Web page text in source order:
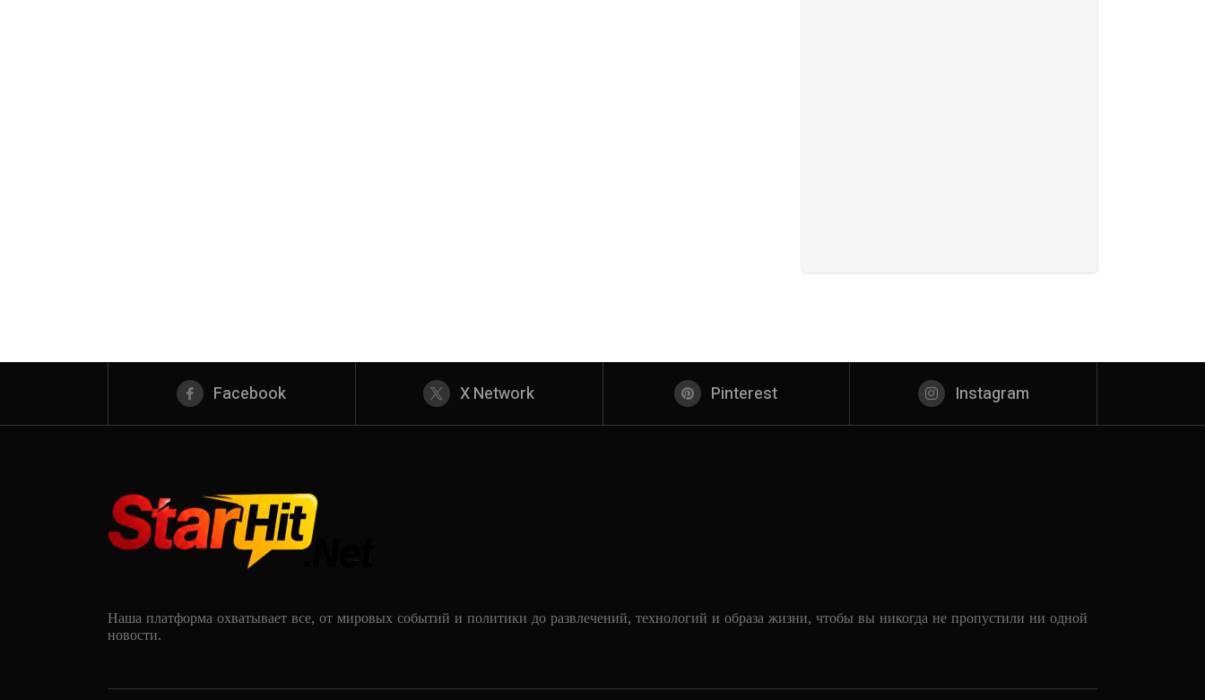
Facebook X Network Pinterest Instagram
Наша платформа охватывает все, от мировых событий и политики до развлечений, технологий и образа жизни, чтобы вы никогда не пропустили ни одной
новости.